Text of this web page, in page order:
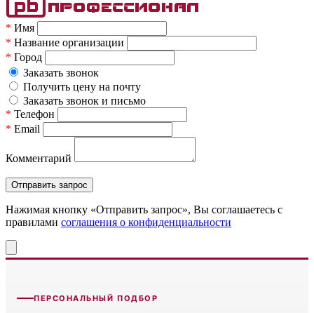
* Имя
* Название организации
* Город
Заказать звонок
Получить цену на почту
Заказать звонок и письмо
* Телефон
* Email
Комментарий
Нажимая кнопку «Отправить запрос», Вы соглашаетесь c
правилами соглашения о конфиденциальности
ПЕРСОНАЛЬНЫЙ ПОДБОР